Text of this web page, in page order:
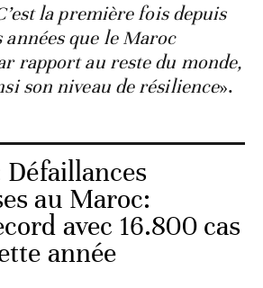
la première fois depuis
années que le Maroc
rapport au reste du monde,
son niveau de résilience».
Défaillances
au Maroc:
avec 16.800 cas
année